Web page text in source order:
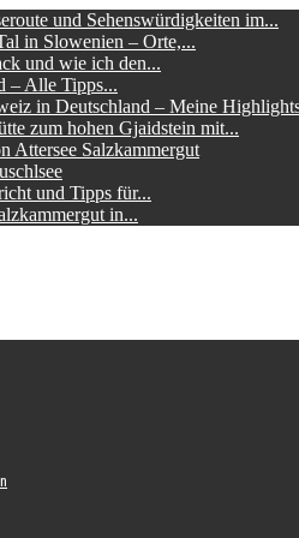
und Sehenswürdigkeiten im...
in Slowenien – Orte,...
und wie ich den...
– Alle Tipps...
in Deutschland – Meine
zum hohen Gjaidstein mit...
Attersee Salzkammergut
und Tipps für...
in...